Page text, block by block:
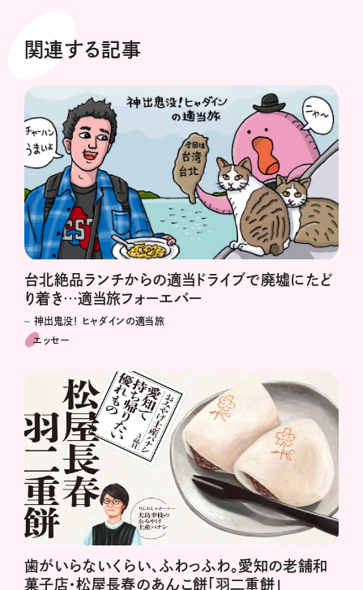
関連する記事
台北絶品ランチからの適当ドライブで廃墟にたど
り着き…適当旅フォーエバー
神出鬼没！ ヒャダインの適当旅
エッセー
歯がいらないくらい、ふわっふわ。愛知の老舗和
菓子店・松屋長春のあんこ餅「羽二重餅」